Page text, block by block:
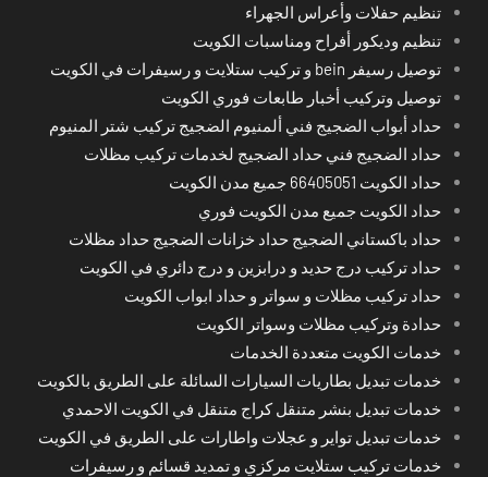
تنظيم حفلات وأعراس الجهراء
تنظيم وديكور أفراح ومناسبات الكويت
توصيل رسيفر bein و تركيب ستلايت و رسيفرات في الكويت
توصيل وتركيب أخبار طابعات فوري الكويت
حداد أبواب الضجيج فني ألمنيوم الضجيج تركيب شتر المنيوم
حداد الضجيج فني حداد الضجيج لخدمات تركيب مظلات
حداد الكويت 66405051 جميع مدن الكويت
حداد الكويت جميع مدن الكويت فوري
حداد باكستاني الضجيج حداد خزانات الضجيج حداد مظلات
حداد تركيب درج حديد و درابزين و درج دائري في الكويت
حداد تركيب مظلات و سواتر و حداد ابواب الكويت
حدادة وتركيب مظلات وسواتر الكويت
خدمات الكويت متعددة الخدمات
خدمات تبديل بطاريات السيارات السائلة على الطريق بالكويت
خدمات تبديل بنشر متنقل كراج متنقل في الكويت الاحمدي
خدمات تبديل تواير و عجلات واطارات على الطريق في الكويت
خدمات تركيب ستلايت مركزي و تمديد قسائم و رسيفرات